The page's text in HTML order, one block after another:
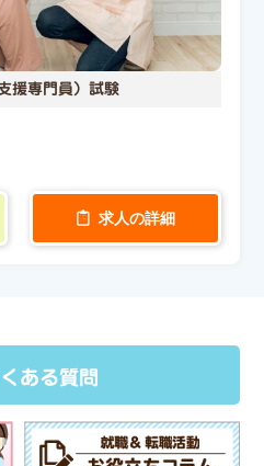
援専門員）試験
求人の詳細
ある質問